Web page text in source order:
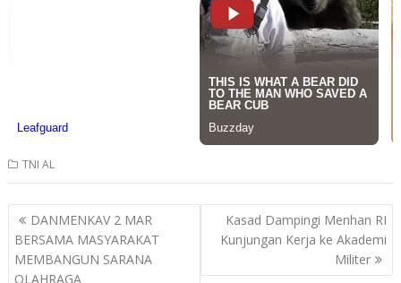
TNI AL
Post
navigation
DANMENKAV 2 MAR
BERSAMA MASYARAKAT
MEMBANGUN SARANA
OLAHRAGA
Kasad Dampingi Menhan RI
Kunjungan Kerja ke Akademi
Militer